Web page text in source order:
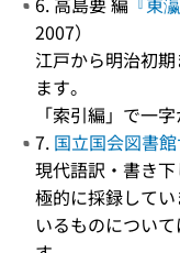
2007）
江戸から明治初
ます。
「索引編」で一
7. 国立国会図書
現代語訳・書き
極的に採録して
いるものについ